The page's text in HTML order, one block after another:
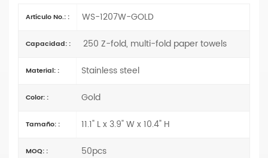
Artículo No.: : WS-1207W-GOLD
Capacidad: : 250 Z-fold, multi-fold paper towels
Material: : Stainless steel
Color: : Gold
Tamaño: : 11.1" L x 3.9" W x 10.4" H
MOQ: : 50pcs